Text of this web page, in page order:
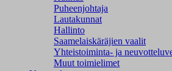
Puheenjohtaja
Lautakunnat
Hallinto
Saamelaiskäräjien vaalit
Yhteistoiminta- ja
Muut toimielimet